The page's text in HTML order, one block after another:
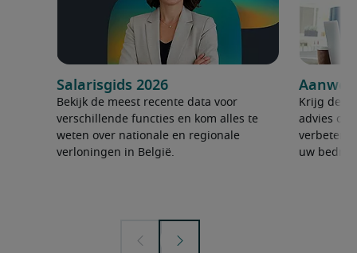
Salarisgids 2026
Bekijk de meest recente data voor
verschillende functies en kom alles te
weten over nationale en regionale
verloningen in België.
Krijg de
advies
uw bedrijf